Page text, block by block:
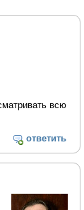
всю
ответить